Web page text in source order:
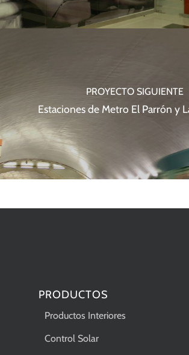
PROYECTO SIGUIENTE
Estaciones de Metro El Parrón y
PRODUCTOS
Productos Interiores
Control Solar